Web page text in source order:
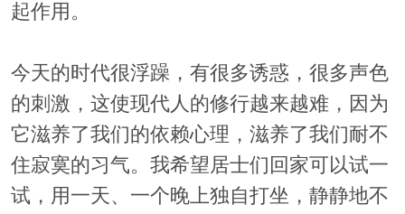
起作用。
今天的时代很浮躁，有很多诱惑，很多声色
的刺激，这使现代人的修行越来越难，因为
它滋养了我们的依赖心理，滋养了我们耐不
住寂寞的习气。我希望居士们回家可以试一
试，用一天、一个晚上独自打坐，静静地不